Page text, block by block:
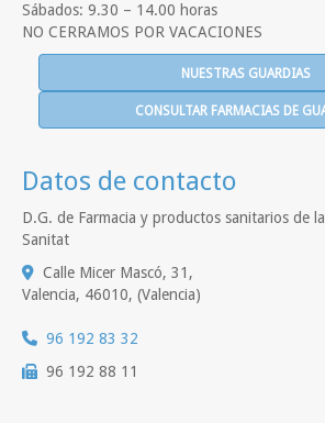
Sábados: 9.30 – 14.00 horas
NO CERRAMOS POR VACACIONES
NUESTRAS GUARDIAS
CONSULTAR FARMACIAS DE
Datos de contacto
D.G. de Farmacia y productos sanitarios de
Sanitat
Calle Micer Mascó, 31,
Valencia, 46010, (Valencia)
96 192 83 32
96 192 88 11